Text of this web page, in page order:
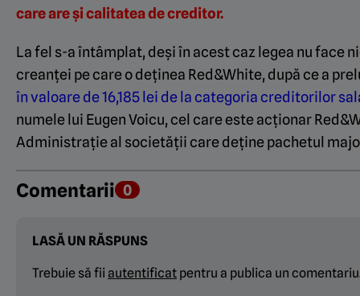
care are şi calitatea de creditor.
La fel s-a întâmplat, deși în acest caz legea nu face
creanței pe care o deținea Red&White, după ce a
în valoare de 16,185 lei de la categoria creditorilor
numele lui Eugen Voicu, cel care este acționar
Administrație al societății care deține pachetul
Comentarii 0
LASĂ UN RĂSPUNS
Trebuie să fii autentificat pentru a publica un